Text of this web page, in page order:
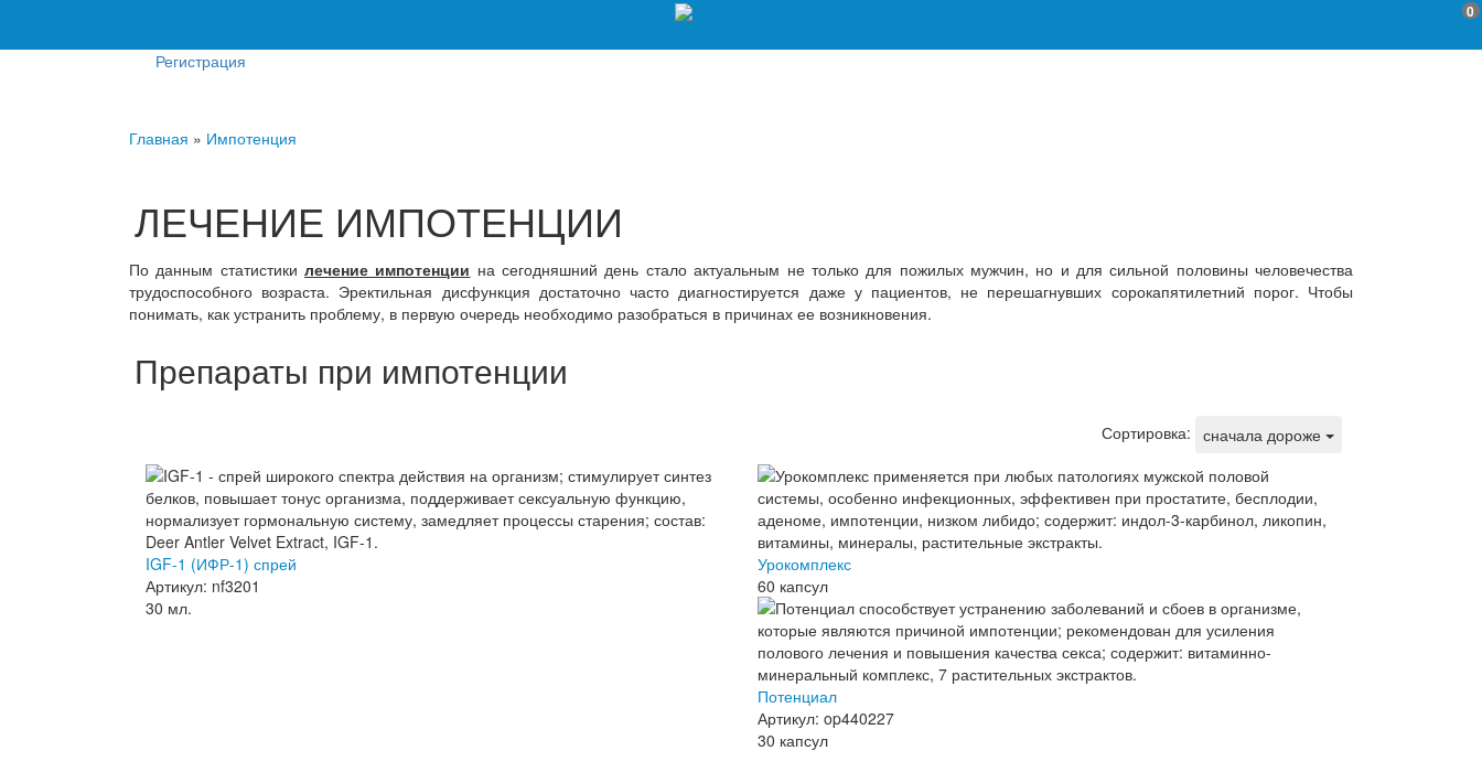
0
Регистрация
Главная » Импотенция
ЛЕЧЕНИЕ ИМПОТЕНЦИИ
По данным статистикилечение импотенции на сегодняшний день стало актуальным не только для пожилых мужчин, но и для сильной половины человечества
трудоспособного возраста. Эректильная дисфункция достаточно часто диагностируется даже у пациентов, не перешагнувших сорокапятилетний порог. Чтобы
понимать, как устранить проблему, в первую очередь необходимо разобраться в причинах ее возникновения.
Препараты при импотенции
Сортировка: сначала дороже
IGF-1 (ИФР-1) спрей
Артикул: nf3201
30 мл.
Урокомплекс
60 капсул
Потенциал
Артикул: op440227
30 капсул